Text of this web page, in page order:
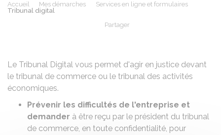
Accueil Mes démarches
Services en ligne et formulaires
Tribunal digital
Partager
Le Tribunal Digital vous permet d'agir en justice devant
le tribunal de commerce ou le tribunal des activités
économiques.
Prévenir les difficultés de l'entreprise et
demander à être reçu par le président du tribunal
de commerce, en toute confidentialité, pour